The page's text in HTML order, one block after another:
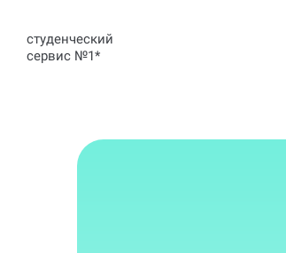
студенческий
сервис №1*